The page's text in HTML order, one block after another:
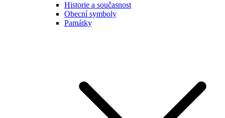
Historie a současnost
Obecní symboly
Památky